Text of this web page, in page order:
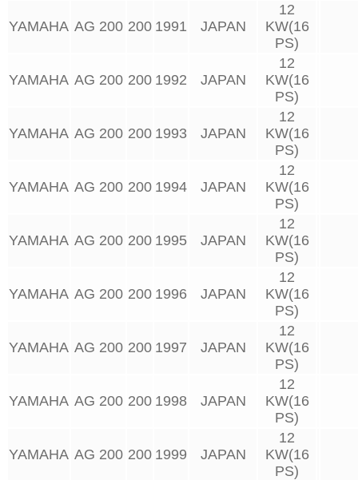
YAMAHA AG 200 200 1991 JAPAN
12
KW(16
PS)
YAMAHA AG 200 200 1992 JAPAN
12
KW(16
PS)
YAMAHA AG 200 200 1993 JAPAN
12
KW(16
PS)
YAMAHA AG 200 200 1994 JAPAN
12
KW(16
PS)
YAMAHA AG 200 200 1995 JAPAN
12
KW(16
PS)
YAMAHA AG 200 200 1996 JAPAN
12
KW(16
PS)
YAMAHA AG 200 200 1997 JAPAN
12
KW(16
PS)
YAMAHA AG 200 200 1998 JAPAN
12
KW(16
PS)
YAMAHA AG 200 200 1999 JAPAN
12
KW(16
PS)